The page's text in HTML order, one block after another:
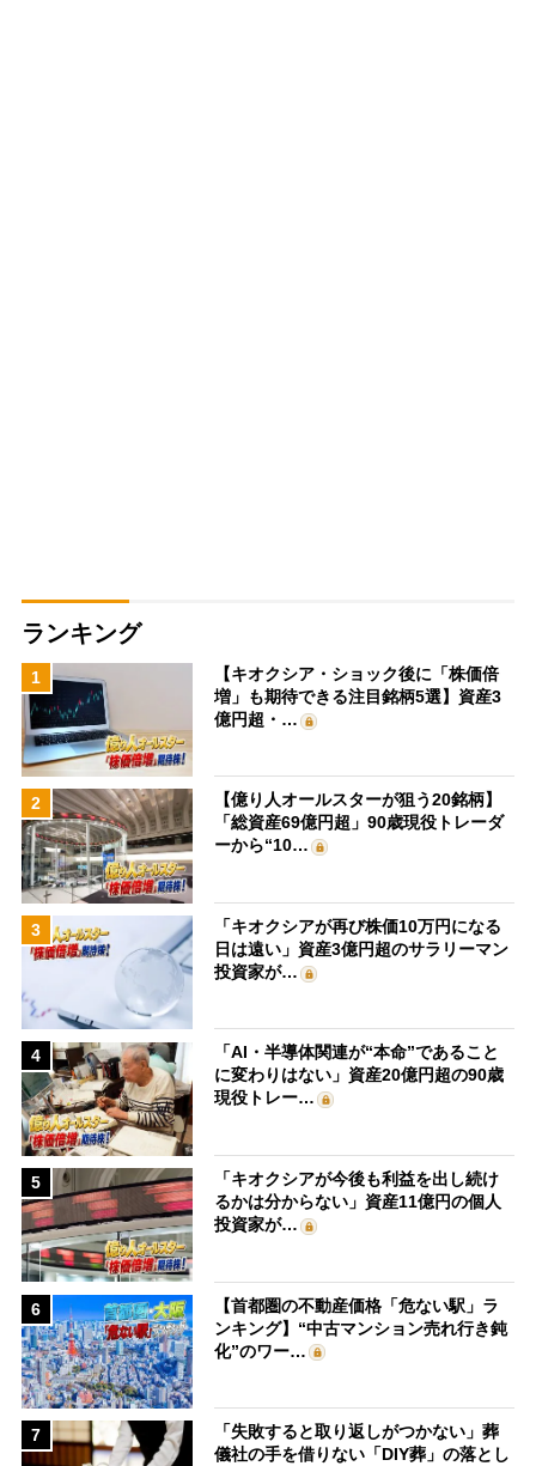
ランキング
1
【キオクシア・ショック後に「株価倍
増」も期待できる注目銘柄5選】資産3
億円超・…
2
【億り人オールスターが狙う20銘柄】
「総資産69億円超」90歳現役トレーダ
ーから“10…
3
「キオクシアが再び株価10万円になる
日は遠い」資産3億円超のサラリーマン
投資家が…
4
「AI・半導体関連が“本命”であること
に変わりはない」資産20億円超の90歳
現役トレー…
5
「キオクシアが今後も利益を出し続け
るかは分からない」資産11億円の個人
投資家が…
6
【首都圏の不動産価格「危ない駅」ラ
ンキング】“中古マンション売れ行き鈍
化”のワー…
7
「失敗すると取り返しがつかない」葬
儀社の手を借りない「DIY葬」の落とし